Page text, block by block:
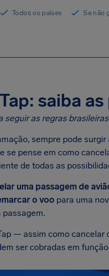
Todos os países Se não
saiba
seguir as regras
sempre pode
se pense em como
de todas as
uma passagem de
o voo para uma
passagem.
— assim como
ser cobradas em